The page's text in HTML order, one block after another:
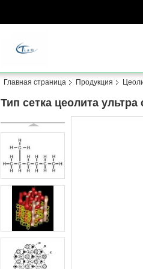
Главная страница Продукция
Тип сетка цеолита